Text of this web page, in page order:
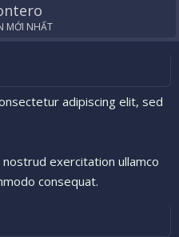
MỚI NHẤT
adipiscing elit, sed
exercitation ullamco
consequat.